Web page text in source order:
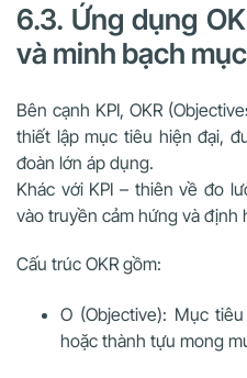
6.3. Ứng dụng
và minh bạch
Bên cạnh KPI, OKR
thiết lập mục tiêu hiện đại,
đoàn lớn áp dụng.
Khác với KPI – thiên về đo
vào truyền cảm hứng và định
Cấu trúc OKR gồm:
O (Objective): Mục
hoặc thành tựu mong